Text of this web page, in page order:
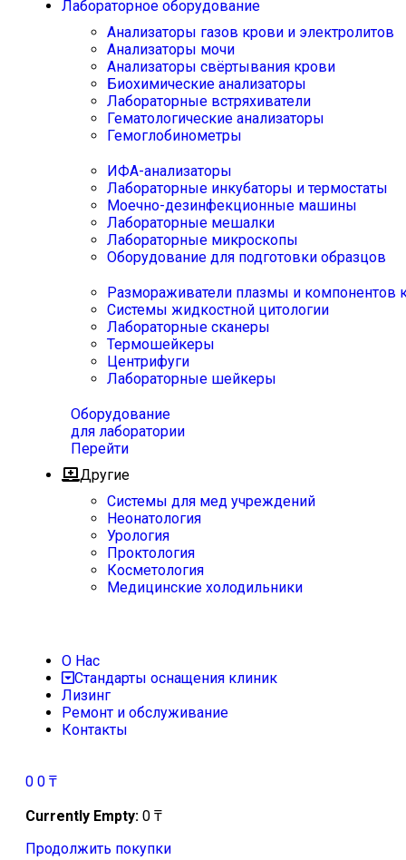
Лабораторное оборудование
Анализаторы газов крови и электролитов
Анализаторы мочи
Анализаторы свёртывания крови
Биохимические анализаторы
Лабораторные встряхиватели
Гематологические анализаторы
Гемоглобинометры
ИФА-анализаторы
Лабораторные инкубаторы и термостаты
Моечно-дезинфекционные машины
Лабораторные мешалки
Лабораторные микроскопы
Оборудование для подготовки образцов
Размораживатели плазмы и компонентов
Системы жидкостной цитологии
Лабораторные сканеры
Термошейкеры
Центрифуги
Лабораторные шейкеры
Оборудование
для лаборатории
Перейти
Другие
Системы для мед учреждений
Неонатология
Урология
Проктология
Косметология
Медицинские холодильники
О Нас
Стандарты оснащения клиник
Лизинг
Ремонт и обслуживание
Контакты
0 0 ₸
Currently Empty: 0 ₸
Продолжить покупки